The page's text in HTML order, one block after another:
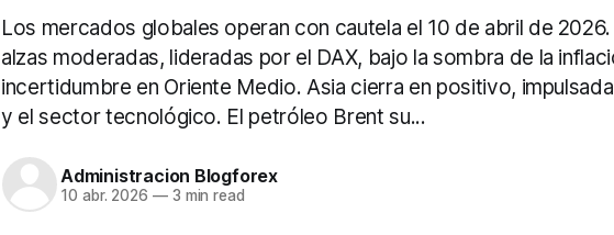
Los mercados globales operan con cautela el 10 de abril de
alzas moderadas, lideradas por el DAX, bajo la sombra de la
incertidumbre en Oriente Medio. Asia cierra en positivo,
y el sector tecnológico. El petróleo Brent su...
Administracion Blogforex
10 abr. 2026 —3 min read